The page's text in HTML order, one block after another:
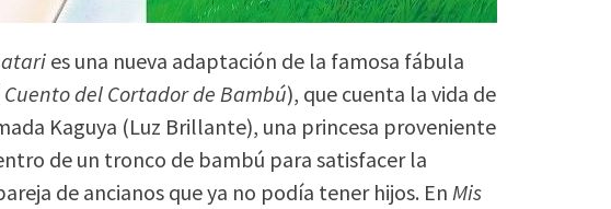
es una nueva adaptación de la famosa fábula
Cuento del Cortador de Bambú), que cuenta la vida de
Kaguya (Luz Brillante), una princesa proveniente
de un tronco de bambú para satisfacer la
de ancianos que ya no podía tener hijos. En Mis